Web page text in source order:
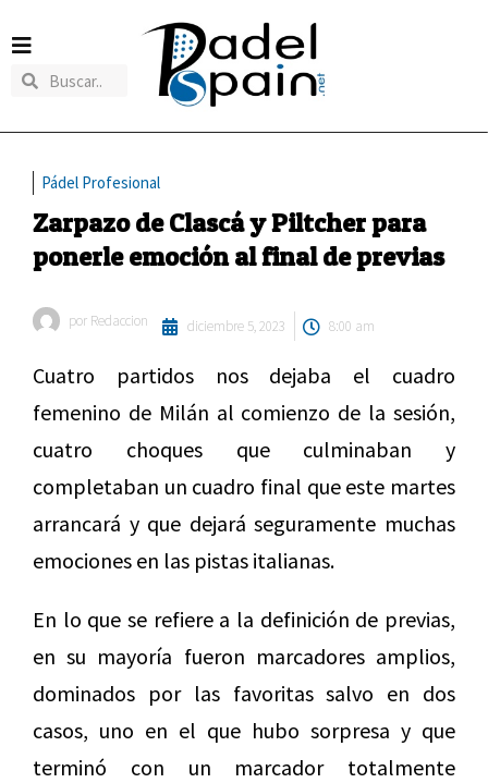
Pádel Profesional
Zarpazo de Clascá y Piltcher para
ponerle emoción al final de previas
por Redaccion diciembre 5, 2023 8:00 am
Cuatro partidos nos dejaba el cuadro
femenino de Milán al comienzo de la sesión,
cuatro choques que culminaban y
completaban un cuadro final que este martes
arrancará y que dejará seguramente muchas
emociones en las pistas italianas.
En lo que se refiere a la definición de previas,
en su mayoría fueron marcadores amplios,
dominados por las favoritas salvo en dos
casos, uno en el que hubo sorpresa y que
terminó con un marcador totalmente